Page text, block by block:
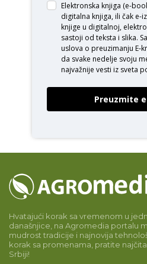
Elektronska knjiga (e-
digitalna knjiga, ili čak e-
knjige u digitalnoj,
sastoji od teksta i slika.
uslova o preuzimanju E-
da svake nedelje svoju
najvažnije vesti iz sveta
Preuzmite
Hvatajući korak sa vremenom u
današnjice, na Agromedia portalu
mudrost tradicije i najnovija
korak sa promenama, pratite
Srbiji!